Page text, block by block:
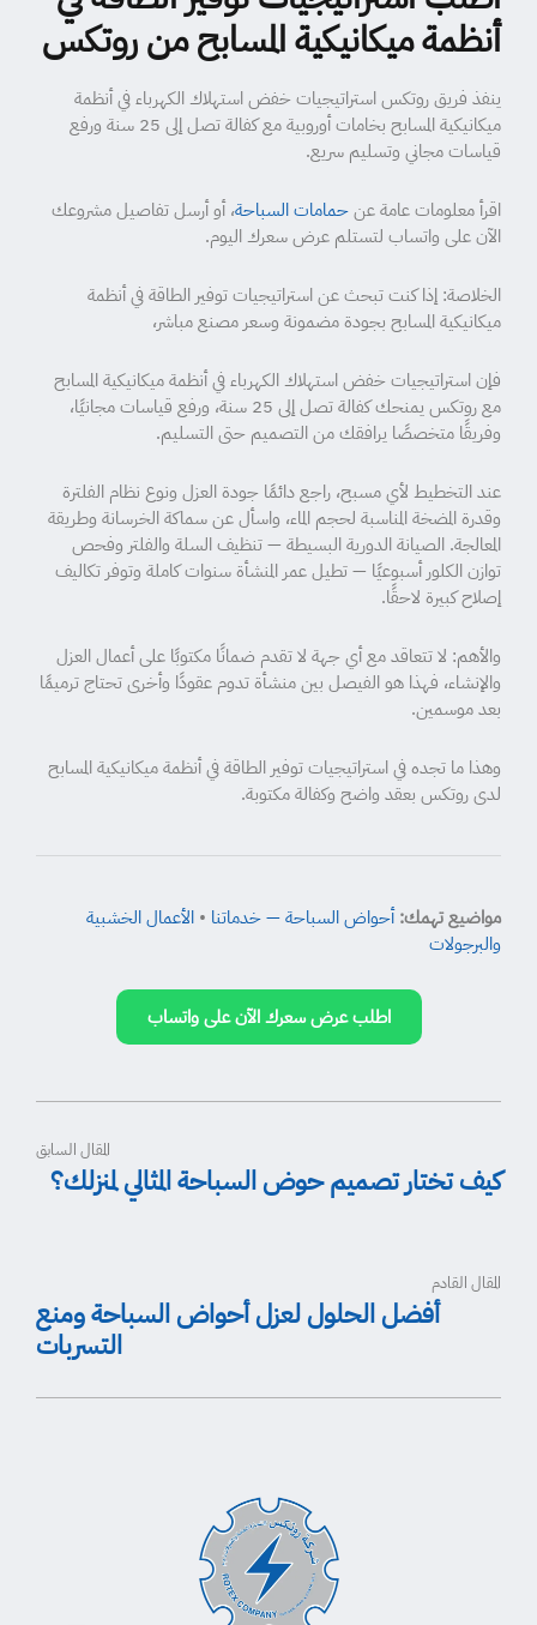
أنظمة ميكانيكية المسابح من روتكس
ينفذ فريق روتكس استراتيجيات خفض استهلاك الكهرباء في أنظمة
ميكانيكية المسابح بخامات أوروبية مع كفالة تصل إلى 25 سنة ورفع
قياسات مجاني وتسليم سريع.
اقرأ معلومات عامة عنحمامات السباحة، أو أرسل تفاصيل مشروعك
الآن على واتساب لتستلم عرض سعرك اليوم.
الخلاصة: إذا كنت تبحث عن استراتيجيات توفير الطاقة في أنظمة
ميكانيكية المسابح بجودة مضمونة وسعر مصنع مباشر،
فإن استراتيجيات خفض استهلاك الكهرباء في أنظمة ميكانيكية المسابح
مع روتكس يمنحك كفالة تصل إلى 25 سنة، ورفع قياسات مجانيًا،
وفريقًا متخصصًا يرافقك من التصميم حتى التسليم.
عند التخطيط لأي مسبح، راجع دائمًا جودة العزل ونوع نظام الفلترة
وقدرة المضخة المناسبة لحجم الماء، واسأل عن سماكة الخرسانة وطريقة
المعالجة. الصيانة الدورية البسيطة — تنظيف السلة والفلتر وفحص
توازن الكلور أسبوعيًا — تطيل عمر المنشأة سنوات كاملة وتوفر تكاليف
إصلاح كبيرة لاحقًا.
والأهم: لا تتعاقد مع أي جهة لا تقدم ضمانًا مكتوبًا على أعمال العزل
والإنشاء، فهذا هو الفيصل بين منشأة تدوم عقودًا وأخرى تحتاج ترميمًا
بعد موسمين.
وهذا ما تجده في استراتيجيات توفير الطاقة في أنظمة ميكانيكية المسابح
لدى روتكس بعقد واضح وكفالة مكتوبة.
مواضيع تهمك: أحواض السباحة — خدماتنا • الأعمال الخشبية
والبرجولات
اطلب عرض سعرك الآن على واتساب
المقال السابق
كيف تختار تصميم حوض السباحة المثالي لمنزلك؟
المقال القادم
أفضل الحلول لعزل أحواض السباحة ومنع
التسربات